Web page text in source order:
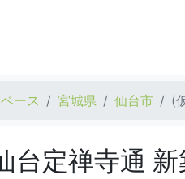
ース 宮城県 仙台市 (
台定禅寺通